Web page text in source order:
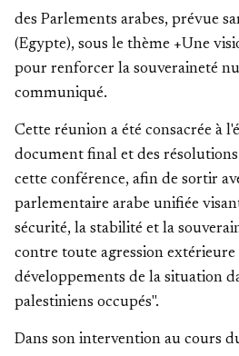
des Parlements arabes, prévue
(Egypte), sous le thème +Une
pour renforcer la souveraineté
communiqué.
Cette réunion a été consacrée à
document final et des
cette conférence, afin de sortir
parlementaire arabe unifiée
sécurité, la stabilité et la
contre toute agression extérieure
développements de la situation
palestiniens occupés".
Dans son intervention au cours